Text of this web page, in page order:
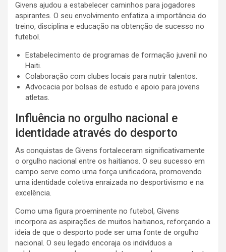
Givens ajudou a estabelecer caminhos para jogadores
aspirantes. O seu envolvimento enfatiza a importância do
treino, disciplina e educação na obtenção de sucesso no
futebol.
Estabelecimento de programas de formação juvenil no
Haiti.
Colaboração com clubes locais para nutrir talentos.
Advocacia por bolsas de estudo e apoio para jovens
atletas.
Influência no orgulho nacional e
identidade através do desporto
As conquistas de Givens fortaleceram significativamente
o orgulho nacional entre os haitianos. O seu sucesso em
campo serve como uma força unificadora, promovendo
uma identidade coletiva enraizada no desportivismo e na
excelência.
Como uma figura proeminente no futebol, Givens
incorpora as aspirações de muitos haitianos, reforçando a
ideia de que o desporto pode ser uma fonte de orgulho
nacional. O seu legado encoraja os indivíduos a